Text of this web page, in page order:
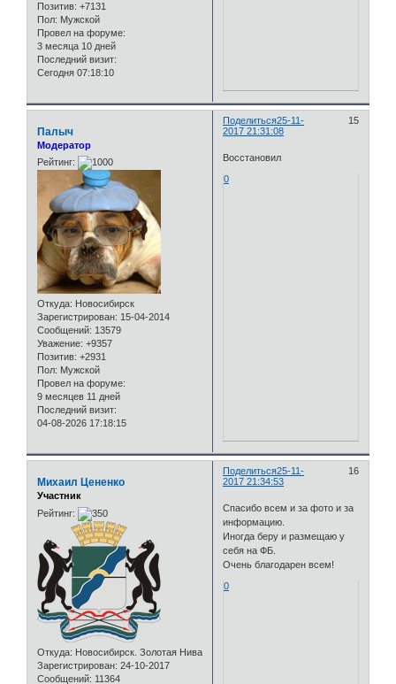
Позитив: +7131
Пол: Мужской
Провел на форуме:
3 месяца 10 дней
Последний визит:
Сегодня 07:18:10
Поделиться 15
25-11-
2017 21:31:08
Палыч
Модератор
Рейтинг:
Откуда: Новосибирск
Зарегистрирован: 15-04-2014
Сообщений: 13579
Уважение: +9357
Позитив: +2931
Пол: Мужской
Провел на форуме:
9 месяцев 11 дней
Последний визит:
04-08-2026 17:18:15
Восстановил
0
Поделиться 16
25-11-
2017 21:34:53
Михаил Цененко
Участник
Рейтинг:
Откуда: Новосибирск. Золотая Нива
Зарегистрирован: 24-10-2017
Сообщений: 11364
Спасибо всем и за фото и за
информацию.
Иногда беру и размещаю у
себя на ФБ.
Очень благодарен всем!
0